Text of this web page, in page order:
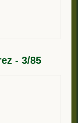
- 3/85